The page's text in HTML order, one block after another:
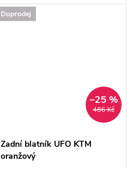
Doprodej
486 Kč
–25 %
Zadní blatník UFO KTM
oranžový